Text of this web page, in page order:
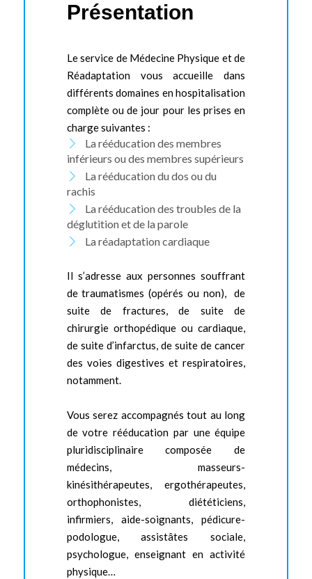
Présentation
Le service de Médecine Physique et de
Réadaptation vous accueille dans
différents domaines en hospitalisation
complète ou de jour pour les prises en
charge suivantes :
La rééducation des membres
inférieurs ou des membres supérieurs
La rééducation du dos ou du
rachis
La rééducation des troubles de la
déglutition et de la parole
La réadaptation cardiaque
Il s’adresse aux personnes souffrant
de traumatismes (opérés ou non), de
suite de fractures, de suite de
chirurgie orthopédique ou cardiaque,
de suite d’infarctus, de suite de cancer
des voies digestives et respiratoires,
notamment.
Vous serez accompagnés tout au long
de votre rééducation par une équipe
pluridisciplinaire composée de
médecins, masseurs-
kinésithérapeutes, ergothérapeutes,
orthophonistes, diététiciens,
infirmiers, aide-soignants, pédicure-
podologue, assistâtes sociale,
psychologue, enseignant en activité
physique…